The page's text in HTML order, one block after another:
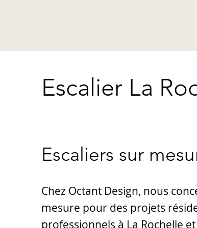
Escalier La
Escaliers sur
Chez Octant Design, nous
mesure pour des projets
professionnels à La Rochelle